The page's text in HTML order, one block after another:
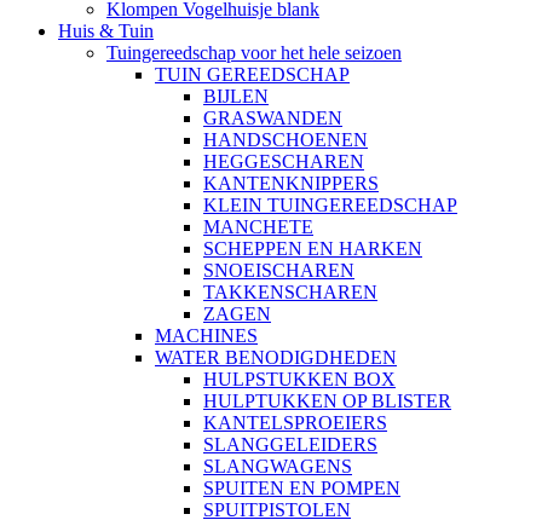
Klompen Vogelhuisje blank
Huis & Tuin
Tuingereedschap voor het hele seizoen
TUIN GEREEDSCHAP
BIJLEN
GRASWANDEN
HANDSCHOENEN
HEGGESCHAREN
KANTENKNIPPERS
KLEIN TUINGEREEDSCHAP
MANCHETE
SCHEPPEN EN HARKEN
SNOEISCHAREN
TAKKENSCHAREN
ZAGEN
MACHINES
WATER BENODIGDHEDEN
HULPSTUKKEN BOX
HULPTUKKEN OP BLISTER
KANTELSPROEIERS
SLANGGELEIDERS
SLANGWAGENS
SPUITEN EN POMPEN
SPUITPISTOLEN